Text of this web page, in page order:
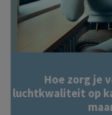
Hoe zorg je
luchtkwaliteit op